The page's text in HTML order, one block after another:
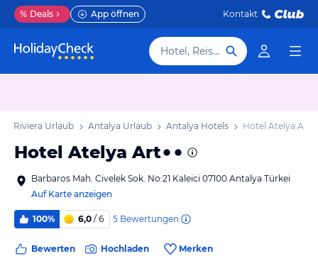
% Deals App öffnen Kontakt
Hotel, Reiseziel
Riviera Urlaub Antalya Urlaub Antalya Hotels Hotel Atelya Art
Hotel Atelya Art
Barbaros Mah. Civelek Sok. No:21 Kaleici 07100 Antalya Türkei
Auf Karte anzeigen
100% 6,0 / 6 5 Bewertungen
Bewerten Hochladen Merken